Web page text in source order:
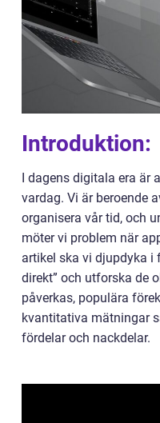
Introduktion:
I dagens digitala era är
vardag. Vi är beroende
organisera vår tid, och
möter vi problem när
artikel ska vi djupdyka i
direkt” och utforska de
påverkas, populära
kvantitativa mätningar
fördelar och nackdelar.